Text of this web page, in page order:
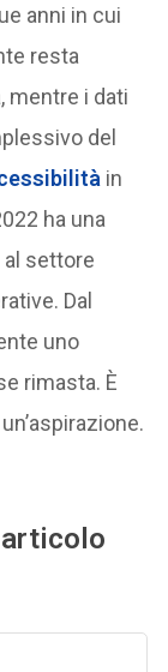
anni in cui
resta
mentre i dati
del
in
ha una
al settore
Dal
uno
rimasta. È